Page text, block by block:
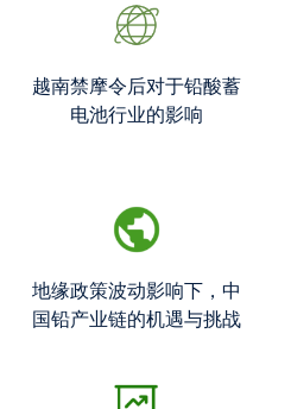
越南禁摩令后对于铅酸蓄
电池行业的影响
地缘政策波动影响下，中
国铅产业链的机遇与挑战